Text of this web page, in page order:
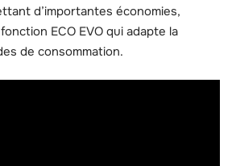
d’importantes économies,
ECO EVO qui adapte la
de consommation.